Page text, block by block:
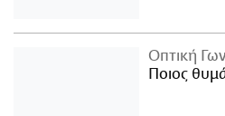
Οπτική
Ποιος